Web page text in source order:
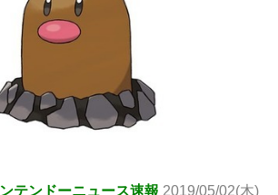
テンドーニュース速報 2019/05/02(木)